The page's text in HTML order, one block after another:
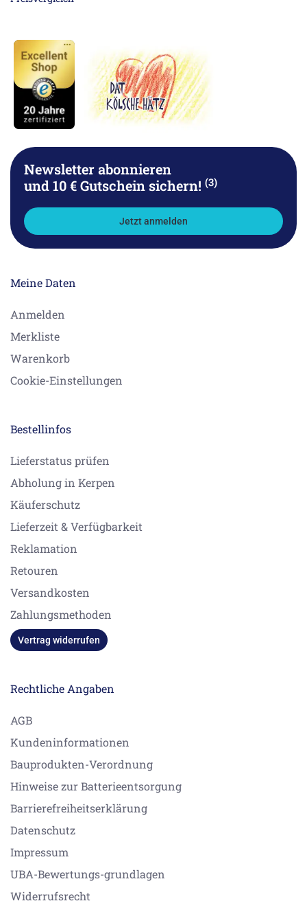
Newsletter abonnieren
und 10 € Gutschein sichern! (3)
Jetzt anmelden
Meine Daten
Anmelden
Merkliste
Warenkorb
Cookie-Einstellungen
Bestellinfos
Lieferstatus prüfen
Abholung in Kerpen
Käuferschutz
Lieferzeit & Verfügbarkeit
Reklamation
Retouren
Versandkosten
Zahlungsmethoden
Vertrag widerrufen
Rechtliche Angaben
AGB
Kundeninformationen
Bauprodukten-Verordnung
Hinweise zur Batterieentsorgung
Barrierefreiheitserklärung
Datenschutz
Impressum
UBA-Bewertungs-grundlagen
Widerrufsrecht